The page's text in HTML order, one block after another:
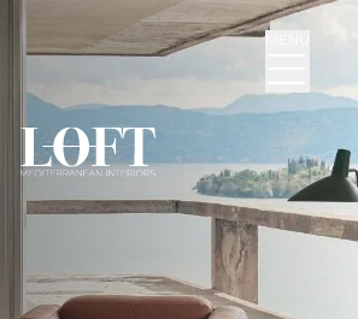
MENU